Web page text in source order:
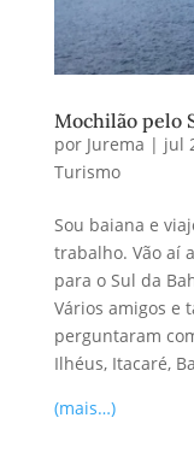
Mochilão pelo
por Jurema | jul
Turismo
Sou baiana e
trabalho. Vão aí
para o Sul da
Vários amigos e
perguntaram
Ilhéus, Itacaré,
(mais…)